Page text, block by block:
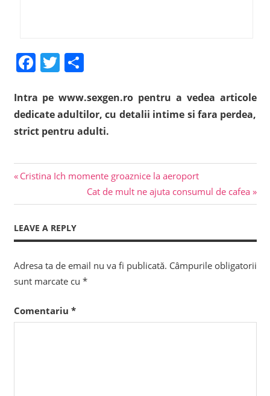
Facebook
Twitter
Share
Intra pe www.sexgen.ro pentru a vedea articole
dedicate adultilor, cu detalii intime si fara perdea,
strict pentru adulti.
Navigare
în
articole
Previous
Cristina Ich momente groaznice la aeroport
Next
Post:
Cat de mult ne ajuta consumul de cafea
LEAVE A REPLY
Adresa ta de email nu va fi publicată. Câmpurile obligatorii
sunt marcate cu *
Comentariu *